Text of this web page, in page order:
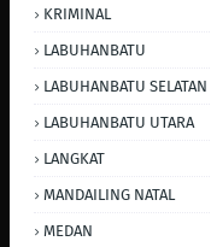
KRIMINAL
LABUHANBATU
LABUHANBATU SELATAN
LABUHANBATU UTARA
LANGKAT
MANDAILING NATAL
MEDAN